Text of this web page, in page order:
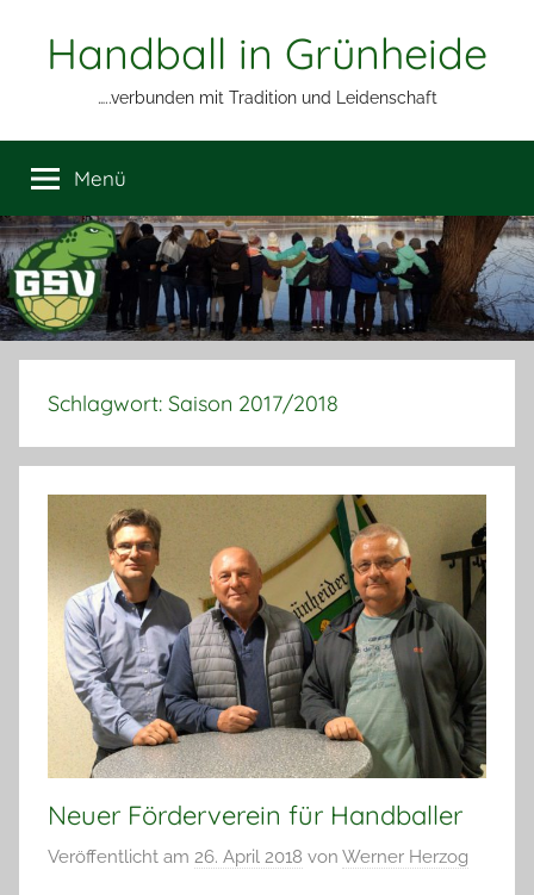
Handball in Grünheide
…..verbunden mit Tradition und Leidenschaft
Menü
Schlagwort: Saison 2017/2018
Neuer Förderverein für Handballer
Veröffentlicht am 26. April 2018 von Werner Herzog